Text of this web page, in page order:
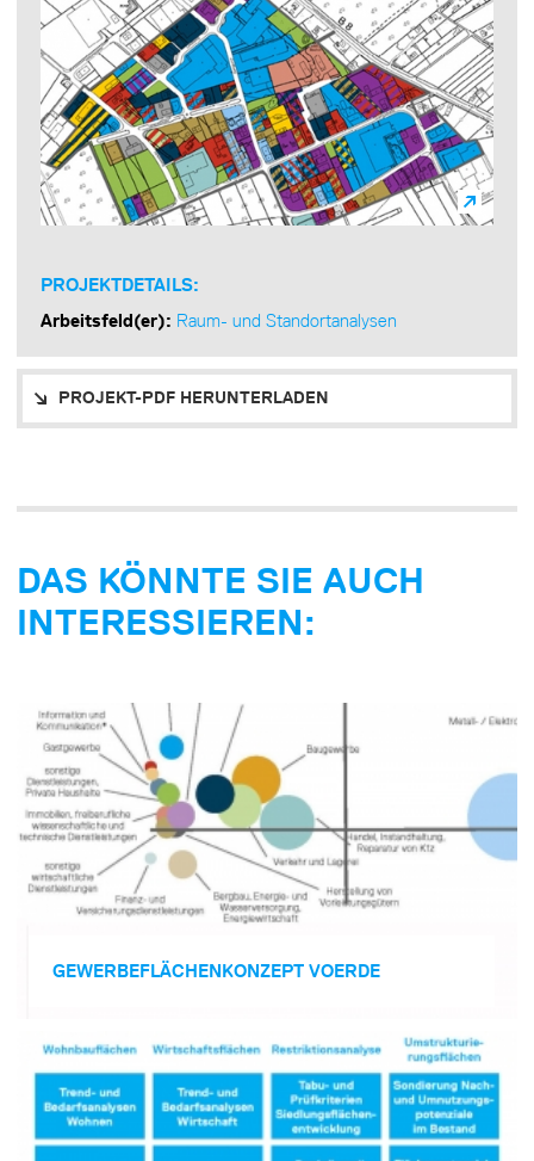
PROJEKTDETAILS:
Arbeitsfeld(er): Raum- und Standortanalysen
PROJEKT-PDF HERUNTERLADEN
DAS KÖNNTE SIE AUCH
INTERESSIEREN:
GEWERBE­FLÄCHEN­KONZEPT VOERDE